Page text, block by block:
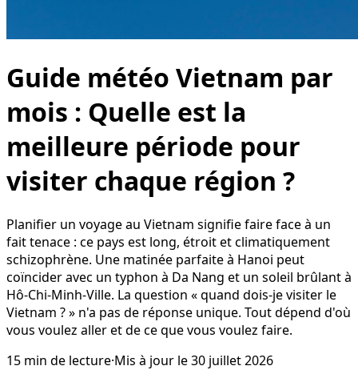
Guide météo Vietnam par
mois : Quelle est la
meilleure période pour
visiter chaque région ?
Planifier un voyage au Vietnam signifie faire face à un
fait tenace : ce pays est long, étroit et climatiquement
schizophrène. Une matinée parfaite à Hanoi peut
coïncider avec un typhon à Da Nang et un soleil brûlant à
Hô-Chi-Minh-Ville. La question « quand dois-je visiter le
Vietnam ? » n'a pas de réponse unique. Tout dépend d'où
vous voulez aller et de ce que vous voulez faire.
15 min de lecture·Mis à jour le30 juillet 2026